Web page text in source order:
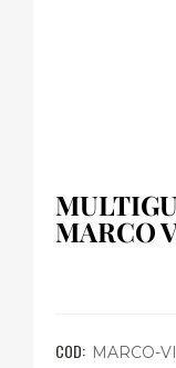
MARCO
COD: MARCO-